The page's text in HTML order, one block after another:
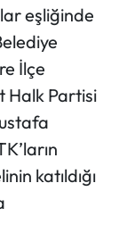
eşliğinde
İlçe
Halk Partisi
katıldığı